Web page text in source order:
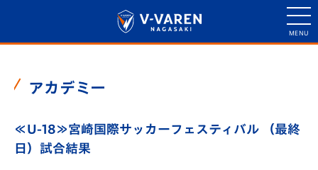
アカデミー
≪U-18≫宮崎国際サッカーフェスティバル （最終
日）試合結果